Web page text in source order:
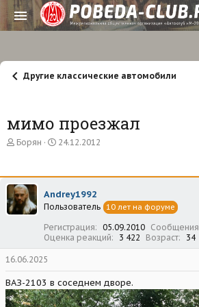
Другие классические автомобили
мимо проезжал
А
о
р
т
е
Борян
Д
а
а
ч
л
а
24.12.2012
Andrey1992
Пользователь 10 лет на форуме
Регистрация 05.09.2010 Сообщения
Оценка реакций
3 422 Возраст 34
16.06.2025
ВАЗ-2103 в соседнем дворе.